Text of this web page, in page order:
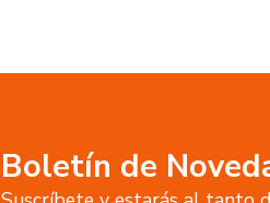
Boletín de